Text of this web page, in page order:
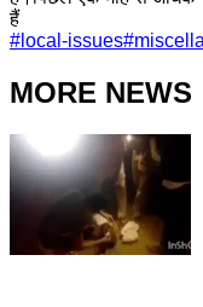
हैं
# local-issues#
MORE NEWS